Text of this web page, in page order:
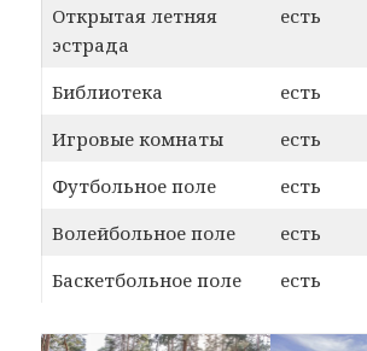
Открытая летняя
эстрада
есть
Библиотека
есть
Игровые комнаты
есть
Футбольное поле
есть
Волейбольное поле
есть
Баскетбольное поле
есть